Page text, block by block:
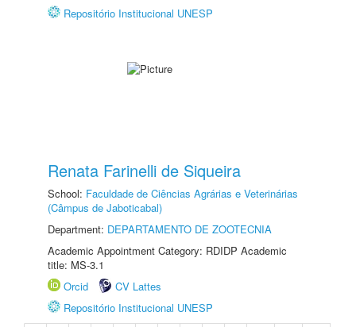
Repositório Institucional UNESP
Renata Farinelli de Siqueira
School: Faculdade de Ciências Agrárias e Veterinárias
(Câmpus de Jaboticabal)
Department: DEPARTAMENTO DE ZOOTECNIA
Academic Appointment Category: RDIDP Academic
title: MS-3.1
Orcid
CV Lattes
Repositório Institucional UNESP